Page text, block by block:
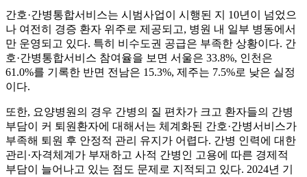
간호·간병통합서비스는 시범사업이 시행된 지 10년이 넘었으
나 여전히 경증 환자 위주로 제공되고, 병원 내 일부 병동에서
만 운영되고 있다. 특히 비수도권 공급은 부족한 상황이다. 간
호·간병통합서비스 참여율을 보면 서울은 33.8%, 인천은
61.0%를 기록한 반면 전남은 15.3%, 제주는 7.5%로 낮은 실정
이다.
또한, 요양병원의 경우 간병의 질 편차가 크고 환자들의 간병
부담이 커 퇴원환자에 대해서는 체계화된 간호·간병서비스가
부족해 퇴원 후 안정적 관리 유지가 어렵다. 간병 인력에 대한
관리·자격체계가 부재하고 사적 간병인 고용에 따른 경제적
부담이 늘어나고 있는 점도 문제로 지적되고 있다. 2024년 기